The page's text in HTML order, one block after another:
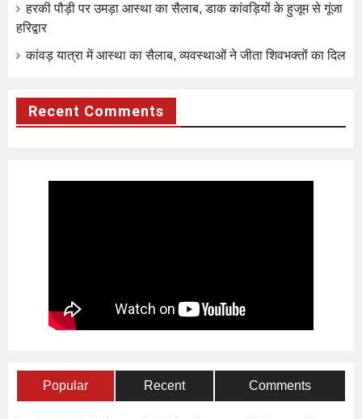
हरकी पौड़ी पर उमड़ा आस्था का सैलाब, डाक कांवड़ियों के हुजूम से गूंजा
हरिद्वार
कांवड़ यात्रा में आस्था का सैलाब, व्यवस्थाओं ने जीता शिवभक्तों का दिल
Recent Comments
Popular Recent Comments